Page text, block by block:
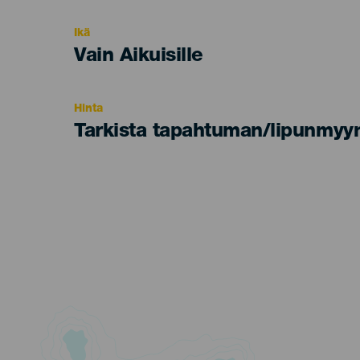
Ikä
Edad
Vain Aikuisille
Hinta
Tarkista tapahtuman/